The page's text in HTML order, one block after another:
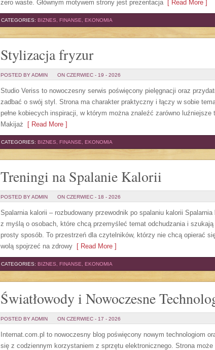
zero waste. Głównym motywem strony jest prezentacja[ Read More ]
CATEGORIES: BIZNES, FINANSE, EKONOMIA
Stylizacja fryzur
POSTED BY ADMIN ON CZERWIEC - 19 - 2026
Studio Veriss to nowoczesny serwis poświęcony pielęgnacji oraz
zadbać o swój styl. Strona ma charakter praktyczny i łączy w sobie
pełne kobiecych inspiracji, w którym można znaleźć zarówno
Makijaż [ Read More ]
CATEGORIES: BIZNES, FINANSE, EKONOMIA
Treningi na Spalanie Kalorii
POSTED BY ADMIN ON CZERWIEC - 18 - 2026
Spalarnia kalorii – rozbudowany przewodnik po spalaniu kalorii
z myślą o osobach, które chcą przemyśleć temat odchudzania i
prosty sposób. To przestrzeń dla czytelników, którzy nie chcą opierać
wolą spojrzeć na zdrowy [ Read More ]
CATEGORIES: BIZNES, FINANSE, EKONOMIA
Światłowody i Nowoczesne
POSTED BY ADMIN ON CZERWIEC - 17 - 2026
Internat.com.pl to nowoczesny blog poświęcony nowym technologiom
się z codziennym korzystaniem z sprzętu elektronicznego. Strona